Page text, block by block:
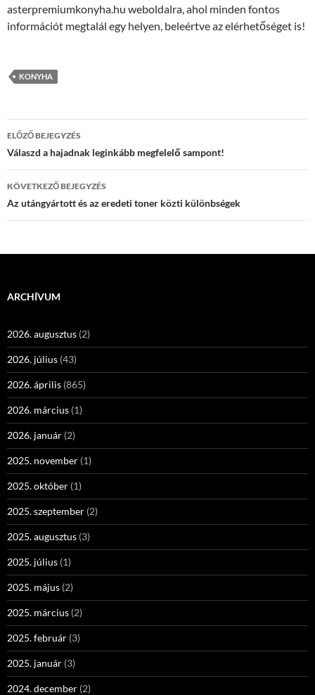
asterpremiumkonyha.hu weboldalra, ahol minden fontos
információt megtalál egy helyen, beleértve az elérhetőséget is!
KONYHA
Bejegyzés
navigáció
ELŐZŐ BEJEGYZÉS
Válaszd a hajadnak leginkább megfelelő sampont!
KÖVETKEZŐ BEJEGYZÉS
Az utángyártott és az eredeti toner közti különbségek
ARCHÍVUM
2026. augusztus (2)
2026. július (43)
2026. április (865)
2026. március (1)
2026. január (2)
2025. november (1)
2025. október (1)
2025. szeptember (2)
2025. augusztus (3)
2025. július (1)
2025. május (2)
2025. március (2)
2025. február (3)
2025. január (3)
2024. december (2)